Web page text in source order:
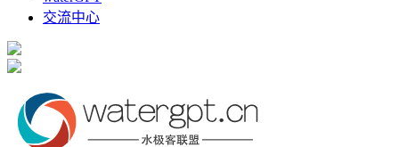
交流中心